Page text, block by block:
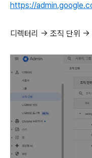
https://
디렉터리 → 조직 단위 →